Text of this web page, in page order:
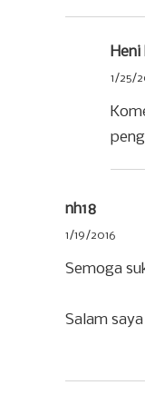
1/25/
nh18
1/19/2016
Semoga
Salam saya